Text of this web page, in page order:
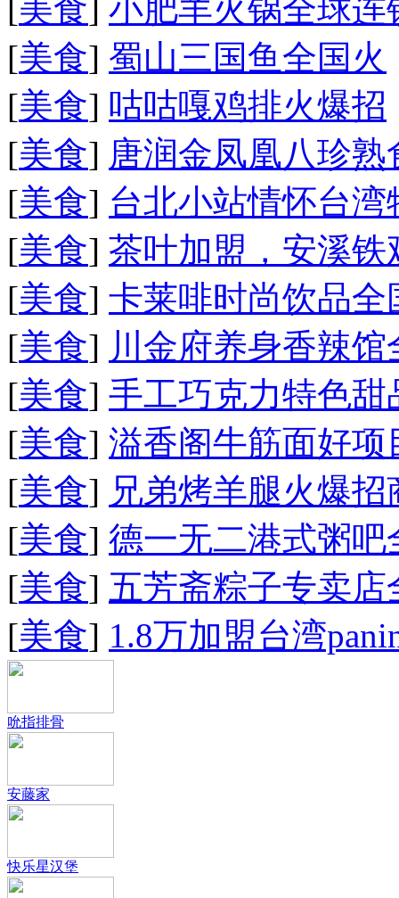
[美食] 小肥羊火锅全球连
[美食] 蜀山三国鱼全国火
[美食] 咕咕嘎鸡排火爆招
[美食] 唐润金凤凰八珍
[美食] 台北小站情怀台
[美食] 茶叶加盟，安溪铁
[美食] 卡莱啡时尚饮品全
[美食] 川金府养身香辣
[美食] 手工巧克力特色甜
[美食] 溢香阁牛筋面好项
[美食] 兄弟烤羊腿火爆招
[美食] 德一无二港式粥
[美食] 五芳斋粽子专卖
[美食] 1.8万加盟台湾
吮指排骨
安藤家
快乐星汉堡